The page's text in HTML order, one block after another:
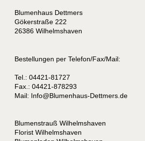
Blumenhaus Dettmers
Gökerstraße 222
26386 Wilhelmshaven
Bestellungen per Telefon/Fax/Mail:
Tel.: 04421-81727
Fax.: 04421-878293
Mail: Info@Blumenhaus-Dettmers.de
Blumenstrauß Wilhelmshaven
Florist Wilhelmshaven